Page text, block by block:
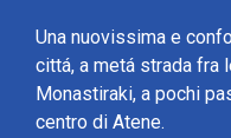
Una nuovissima e
cittá, a metá strada fra
Monastiraki, a pochi
centro di Atene.